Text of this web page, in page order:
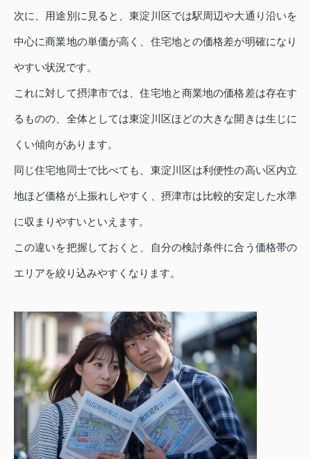
次に、用途別に見ると、東淀川区では駅周辺や大通り沿いを
中心に商業地の単価が高く、住宅地との価格差が明確になり
やすい状況です。
これに対して摂津市では、住宅地と商業地の価格差は存在す
るものの、全体としては東淀川区ほどの大きな開きは生じに
くい傾向があります。
同じ住宅地同士で比べても、東淀川区は利便性の高い区内立
地ほど価格が上振れしやすく、摂津市は比較的安定した水準
に収まりやすいといえます。
この違いを把握しておくと、自分の検討条件に合う価格帯の
エリアを絞り込みやすくなります。